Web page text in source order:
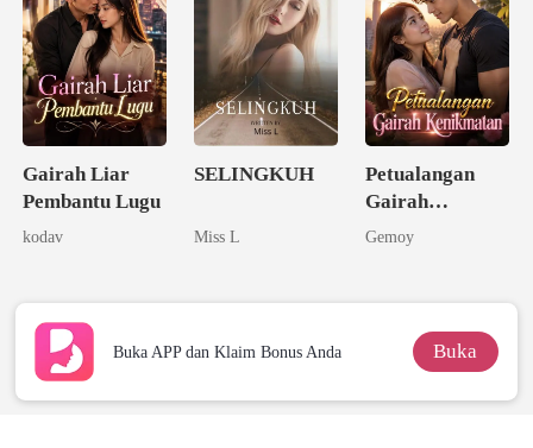
Gairah Liar
Pembantu Lugu
kodav
SELINGKUH
Miss L
Petualangan
Gairah
Kenikmatan
Gemoy
Buka APP dan Klaim Bonus Anda Buka